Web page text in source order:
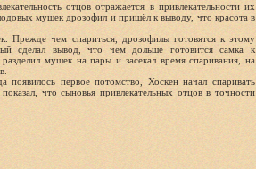
отцов отражается в привлекательности их
мушек дрозофил и пришёл к выводу, что красота в
Прежде чем спариться, дрозофилы готовятся к этому
сделал вывод, что чем дольше готовится самка к
мушек на пары и засекал время спаривания, на
первое потомство, Хоскен начал спаривать
что сыновья привлекательных отцов в точности